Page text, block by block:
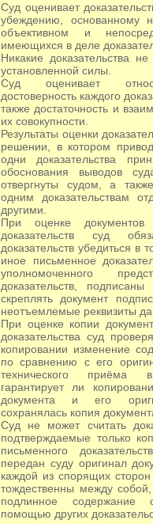
Суд оценивает
убеждению, основанному
объективном и
имеющихся в деле
Никакие доказательства
установленной силы.
Суд оценивает
достоверность каждого
также достаточность и
их совокупности.
Результаты оценки
решении, в котором
одни доказательства
обоснования выводов
отвергнуты судом, а
одним доказательствам
другими.
При оценке
доказательств суд
доказательств убедиться в
иное письменное
уполномоченного
доказательств,
скреплять документ
неотъемлемые реквизиты
При оценке копии
доказательства суд
копировании изменение
по сравнению с его
технического приёма
гарантирует ли
документа и его
сохранялась копия
Суд не может считать
подтверждаемые только
письменного
передан суду оригинал
каждой из спорящих
тождественны между
подлинное содержание
помощью других